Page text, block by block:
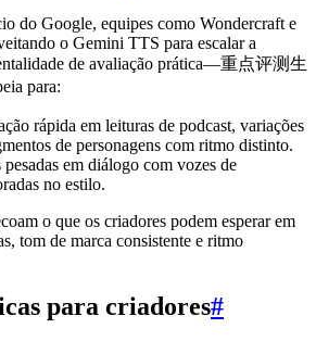
do Google, equipes como Wondercraft e
o Gemini TTS para escalar a
de avaliação prática—重点评测生
para:
rápida em leituras de podcast, variações
de personagens com ritmo distinto.
em diálogo com vozes de
no estilo.
o que os criadores podem esperar em
tom de marca consistente e ritmo
para criadores#